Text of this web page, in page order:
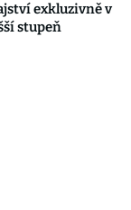
exkluzivně v
stupeň